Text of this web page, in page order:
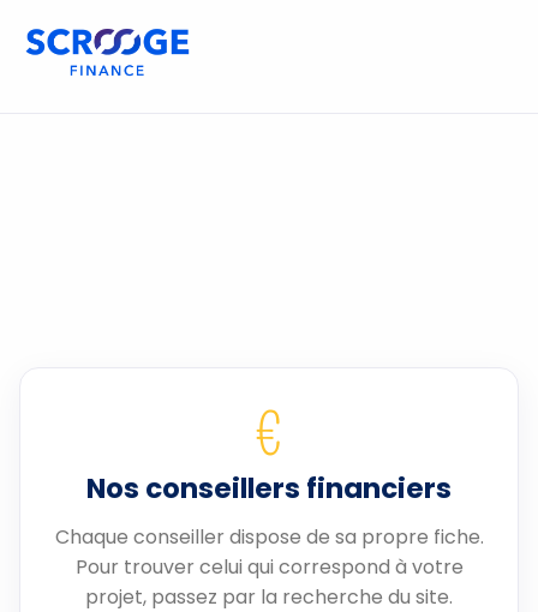
€
Nos conseillers financiers
Chaque conseiller dispose de sa propre fiche.
Pour trouver celui qui correspond à votre
projet, passez par la recherche du site.